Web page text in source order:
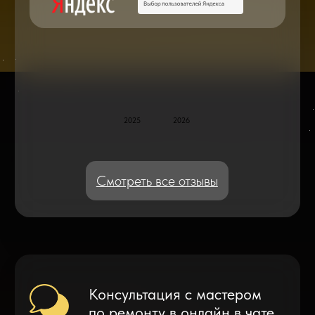
Блог статей - важное,
полезное, новое
Дисплейные модули: Отличия, качества
и их характеристики